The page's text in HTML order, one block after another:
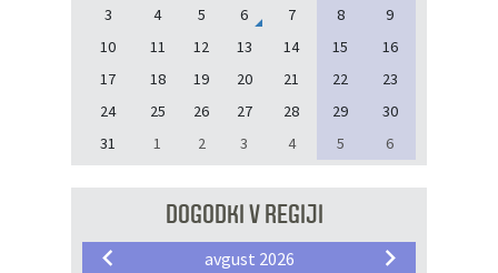
3
4 5 6 7 8
9
10
11 12 13 14 15
16
17
18 19 20 21 22
23
24
25 26 27 28 29
30
31
1 2 3 4 5 6
DOGODKI V REGIJI
avgust 2026